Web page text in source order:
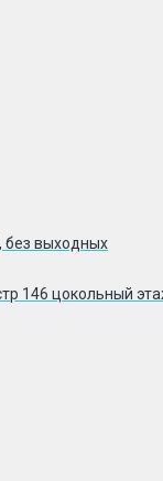
без выходных
146 цокольный